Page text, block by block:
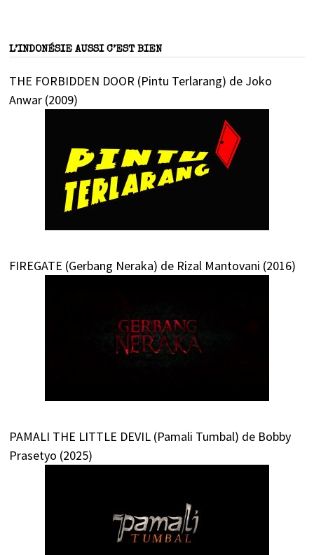
L’INDONÉSIE AUSSI C’EST BIEN
THE FORBIDDEN DOOR (Pintu Terlarang) de Joko
Anwar (2009)
FIREGATE (Gerbang Neraka) de Rizal Mantovani (2016)
PAMALI THE LITTLE DEVIL (Pamali Tumbal) de Bobby
Prasetyo (2025)